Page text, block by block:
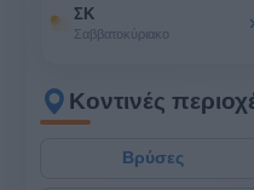
ΣΚ
Σαββατοκύριακο ›
Κοντινές
Βρύσες